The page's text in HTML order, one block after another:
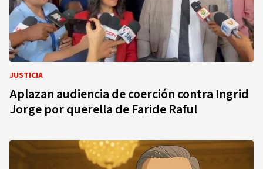
JUSTICIA
Aplazan audiencia de coerción contra Ingrid
Jorge por querella de Faride Raful